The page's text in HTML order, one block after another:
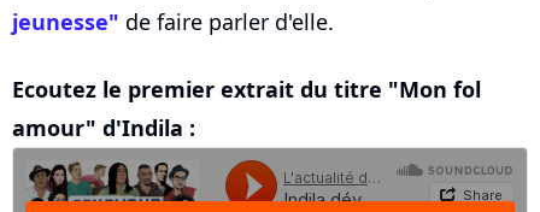
jeunesse" de faire parler d'elle.
Ecoutez le premier extrait du titre "Mon fol
amour" d'Indila :